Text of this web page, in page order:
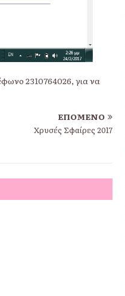
2310764026, για να
ΕΠΌΜΕΝΟ
Χρυσές Σφαίρες 2017